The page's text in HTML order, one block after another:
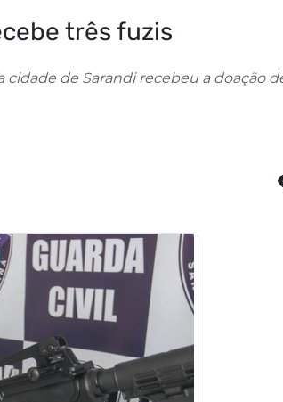
três fuzis
cidade de Sarandi recebeu a doação